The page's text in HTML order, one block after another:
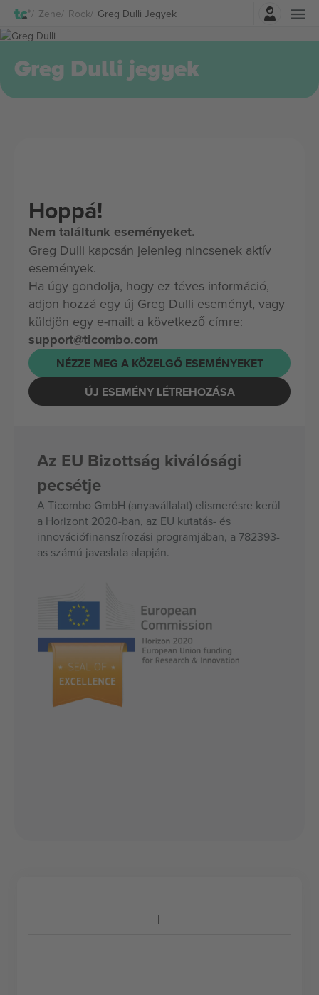
Zene Rock Greg Dulli Jegyek
Greg Dulli jegyek
Hoppá!
Nem találtunk eseményeket.
Greg Dulli kapcsán jelenleg nincsenek aktív
események.
Ha úgy gondolja, hogy ez téves információ,
adjon hozzá egy új Greg Dulli eseményt, vagy
küldjön egy e-mailt a következő címre:
support@ticombo.com
NÉZZE MEG A KÖZELGŐ ESEMÉNYEKET
ÚJ ESEMÉNY LÉTREHOZÁSA
Az EU Bizottság kiválósági
pecsétje
A Ticombo GmbH (anyavállalat) elismerésre kerül
a Horizont 2020-ban, az EU kutatás- és
innovációfinanszírozási programjában, a 782393-
as számú javaslata alapján.